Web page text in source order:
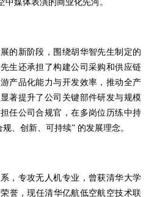
媒体表演的商业化先河。
的新阶段，围绕胡华智先生制定的
生还承担了构建公司采购和供应链
产品化能力与开发效率，推动全产
著提升了公司关键部件研发与规模
任公司合规官，在多岗位历练中持
、创新、可持续” 的发展理念。
，专攻无人机专业，曾获清华大学
誉，现任清华亿航低空航空技术联